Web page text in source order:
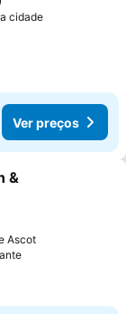
cidade
Ver preços
favoritos
&
Ascot